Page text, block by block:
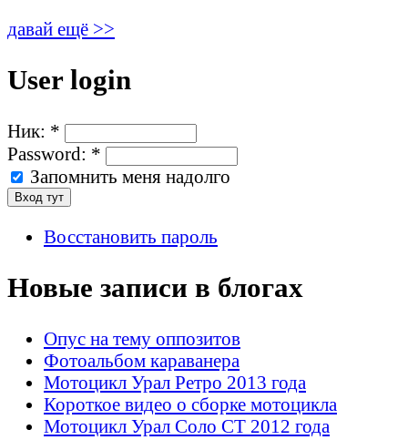
давай ещё >>
User login
Ник: *
Password: *
Запомнить меня надолго
Восстановить пароль
Новые записи в блогах
Опус на тему оппозитов
Фотоальбом караванера
Мотоцикл Урал Ретро 2013 года
Короткое видео о сборке мотоцикла
Мотоцикл Урал Соло СТ 2012 года